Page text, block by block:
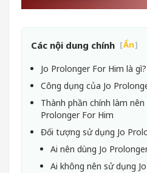
Các nội dung chính [Ẩn]
Jo Prolonger For Him là gì?
Công dụng của Jo
Thành phần chính làm nên
Prolonger For Him
Đối tượng sử dụng Jo
Ai nên dùng Jo
Ai không nên sử dụng